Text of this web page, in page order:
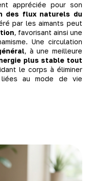
appréciée pour son
des flux naturels du
par les aimants peut
, favorisant ainsi une
Une circulation
, à une meilleure
plus stable tout
le corps à éliminer
au mode de vie